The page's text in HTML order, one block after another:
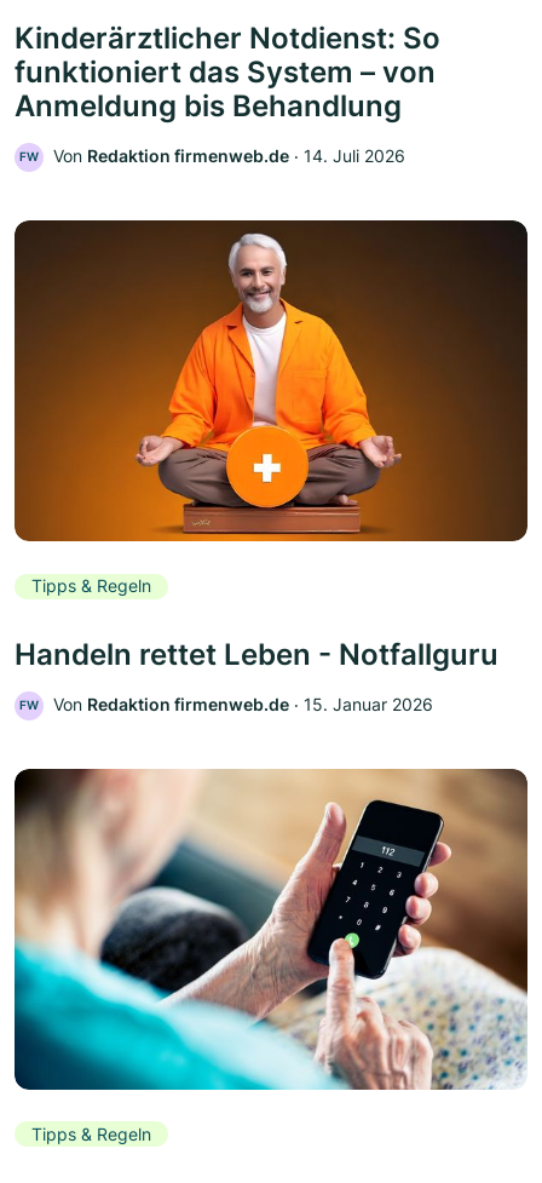
Kinderärztlicher Notdienst: So
funktioniert das System – von
Anmeldung bis Behandlung
FW Von Redaktion firmenweb.de ‧ 14. Juli 2026
Tipps & Regeln
Handeln rettet Leben - Notfallguru
FW Von Redaktion firmenweb.de ‧ 15. Januar 2026
Tipps & Regeln